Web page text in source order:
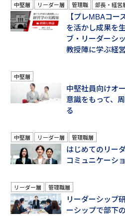
中堅層 リーダー層 管理職 部長・経営
【プレMBAコ
を活かし成果を
ブ・リーダーシ
教授陣に学ぶ経
中堅層
中堅社員向けオ
意識をもって、
る
中堅層 リーダー層 管理職層
はじめてのリー
コミュニケーシ
リーダー層 管理職層
リーダーシップ
ーシップで部下